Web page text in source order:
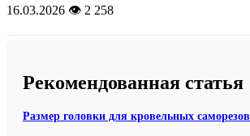
16.03.2026 👁️ 2 258
Рекомендованная статья
Размер головки для кровельных саморезов